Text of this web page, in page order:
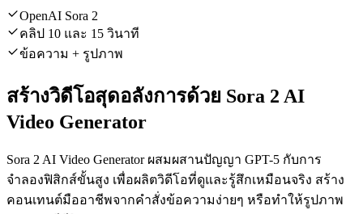
OpenAI Sora 2
คลิป 10 และ 15 วินาที
ข้อความ + รูปภาพ
สร้างวิดีโอสุดอลังการด้วย Sora 2 AI
Video Generator
Sora 2 AI Video Generator ผสมผสานปัญญา GPT-5 กับการ
จำลองฟิสิกส์ขั้นสูง เพื่อผลิตวิดีโอที่ดูและรู้สึกเหมือนจริง สร้าง
คอนเทนต์มืออาชีพจากคำสั่งข้อความง่ายๆ หรือทำให้รูปภาพ